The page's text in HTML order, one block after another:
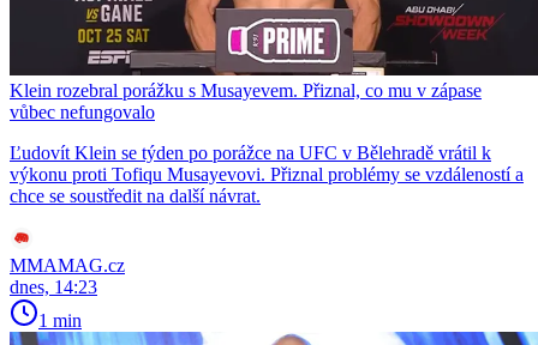
Klein rozebral porážku s Musayevem. Přiznal, co mu v zápase
vůbec nefungovalo
Ľudovít Klein se týden po porážce na UFC v Bělehradě vrátil k
výkonu proti Tofiqu Musayevovi. Přiznal problémy se vzdáleností a
chce se soustředit na další návrat.
MMAMAG.cz
dnes, 14:23
1 min